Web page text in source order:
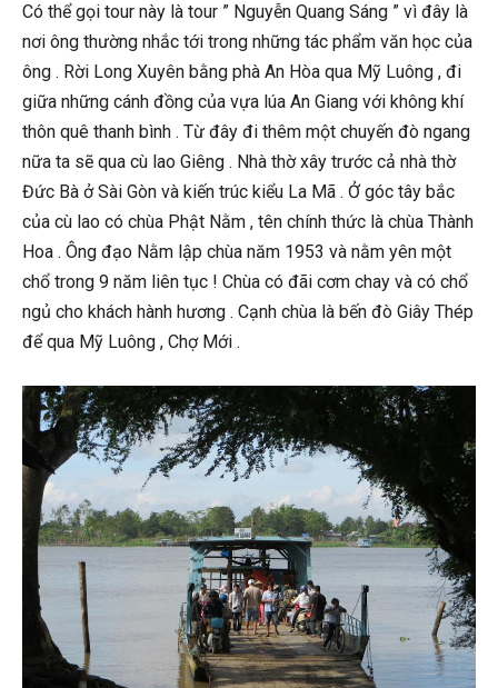
Có thể gọi tour này là tour ” Nguyễn Quang Sáng ” vì đây là
nơi ông thường nhắc tới trong những tác phẩm văn học của
ông . Rời Long Xuyên bằng phà An Hòa qua Mỹ Luông , đi
giữa những cánh đồng của vựa lúa An Giang với không khí
thôn quê thanh bình . Từ đây đi thêm một chuyến đò ngang
nữa ta sẽ qua cù lao Giêng . Nhà thờ xây trước cả nhà thờ
Đức Bà ở Sài Gòn và kiến trúc kiểu La Mã . Ở góc tây bắc
của cù lao có chùa Phật Nằm , tên chính thức là chùa Thành
Hoa . Ông đạo Nằm lập chùa năm 1953 và nằm yên một
chổ trong 9 năm liên tục ! Chùa có đãi cơm chay và có chổ
ngủ cho khách hành hương . Cạnh chùa là bến đò Giây Thép
để qua Mỹ Luông , Chợ Mới .